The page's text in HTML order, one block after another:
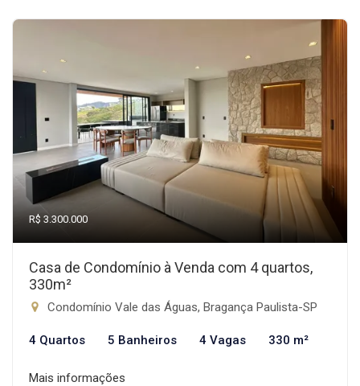
R$ 3.300.000
Casa de Condomínio à Venda com 4 quartos,
330m²
Condomínio Vale das Águas, Bragança Paulista-SP
4 Quartos 5 Banheiros 4 Vagas 330 m²
Mais informações